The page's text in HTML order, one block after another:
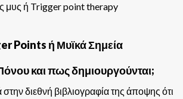
μυς ή Trigger point therapy
Points ή Μυϊκά Σημεία
και πως δημιουργούνται;
διεθνή βιβλιογραφία της άποψης ότι